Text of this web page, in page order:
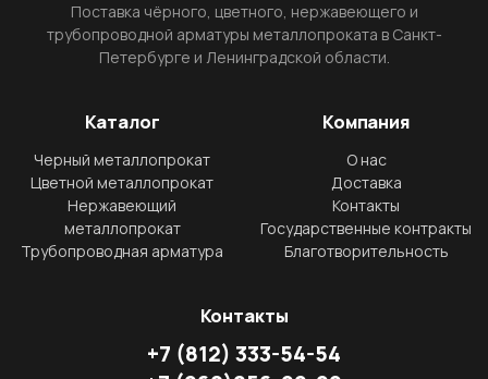
Поставка чёрного, цветного, нержавеющего и
трубопроводной арматуры металлопроката в Санкт-
Петербурге и Ленинградской области.
Каталог
Черный металлопрокат
Цветной металлопрокат
Нержавеющий
металлопрокат
Трубопроводная арматура
Компания
О нас
Доставка
Контакты
Государственные контракты
Благотворительность
Контакты
+7 (812) 333-54-54